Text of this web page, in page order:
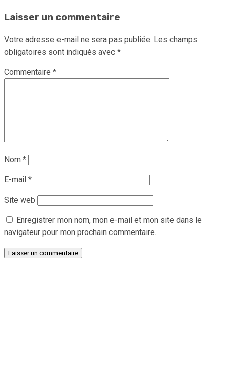
Laisser un commentaire
Votre adresse e-mail ne sera pas publiée. Les champs
obligatoires sont indiqués avec *
Commentaire *
Nom *
E-mail *
Site web
Enregistrer mon nom, mon e-mail et mon site dans le
navigateur pour mon prochain commentaire.